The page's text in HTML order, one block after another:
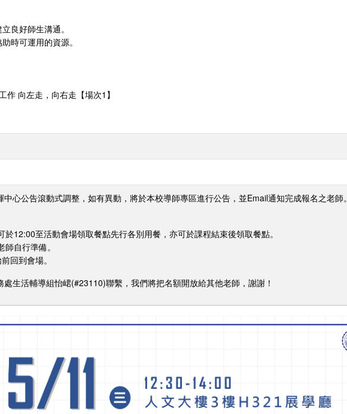
良好師生溝通。
時可運用的資源。
向左走，向右走【場次1】
心公告滾動式調整，如有異動，將於本校導師專區進行公告，並Email通知完成報名之老師。
12:00至活動會場領取餐點先行各別用餐，亦可於課程結束後領取餐點。
自行準備。
回到會場。
生活輔導組怡峮(#23110)聯繫，我們將把名額開放給其他老師，謝謝！